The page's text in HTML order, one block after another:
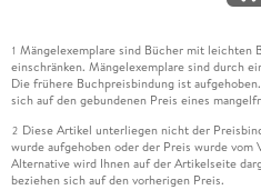
1 Mängelexemplare sind Bücher mit leichten
einschränken. Mängelexemplare sind durch
Die frühere Buchpreisbindung ist
sich auf den gebundenen Preis eines
2 Diese Artikel unterliegen nicht der
wurde aufgehoben oder der Preis wurde
Alternative wird Ihnen auf der Artikelseite
beziehen sich auf den vorherigen Preis.